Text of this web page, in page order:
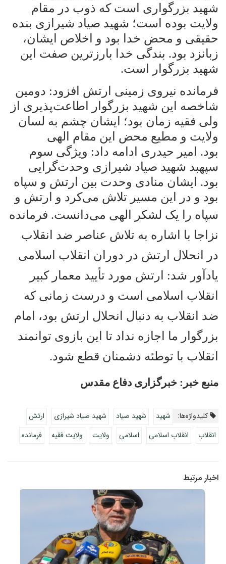
شهید بزرگواری است که ذوب در مقام
ولایت بوده است؛ شهید صیاد شیرازی بنده
حقیقی و محض خدا بود و اخلاص ایشان،
زبانزد بود. بندگی خدا بارزترین صفت این
شهید بزرگوار است.
فرمانده نیروی زمینی ارتش افزود: دومین
شاخصه این شهید بزرگوار اطاعت‌پذیری از
ولی فقیه زمان بود؛ ایشان چشم به لسان
ولایت و مطیع محض این مقام الهی
بود. امیر حیدری ادامه داد: ویژگی سوم
سپهبد شهید صیاد شیرازی وحدت‌گرایی
بود. ایشان منادی وحدت بین ارتش و سپاه
بود و در این مسیر تلاش می‌کرد و ارتش و
سپاه را یک لشکر الهی می‌دانست. فرمانده
نزاجا با اشاره به تلاش عناصر ضد انقلاب
در انحلال ارتش در دوران انقلاب اسلامی
یادآور شد: ارتش مورد تأیید معمار کبیر
انقلاب اسلامی است و درست زمانی که
ضد انقلاب به دنبال انحلال ارتش بود، امام
بزرگوار ما اجازه نداد تا این بازوی توانمند
انقلاب با توطئه دشمنان قطع شود.
منبع خبر: خبرگزاری دفاع مقدس
کلیدواژه‌ها: شهید شهید صیاد شهید صیاد شیرازی
ارتش
انقلاب
انقلاب اسلامی اسلامی ولایت ولایت فقیه فرمانده
اخبار مرتبط